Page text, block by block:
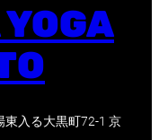
東入る大黒町72-1 京